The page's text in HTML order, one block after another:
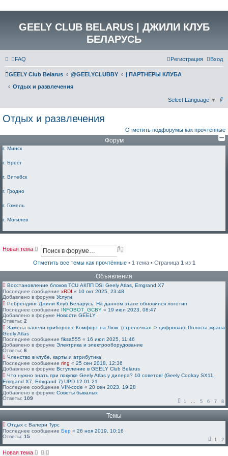
GEELY CLUB BELARUS | ДЖИЛИ КЛУБ
БЕЛАРУСЬ
FAQ Вход
Регистрация
GEELY Club Belarus @GEELYCLUBBY
| ПАРТНЕРЫ КЛУБА
Отдых и развлечения
П
с
к
Select Language ▼
Отдых и развлечения
Отметить подфорумы как прочтённые
Форум
г. Минск
г. Брест
г. Витебск
г. Гродно
г. Гомель
г. Могилев
Новая тема
П
и
с
к
с
ш
и
р
е
н
ы
п
и
с
Отметить все темы как прочтённые• 1 тема • Страница 1 из 1
Объявления
Восстановление блоков TCU АКПП DSI Geely Atlas, Emgrand X7
Последнее сообщение xRDI « 10 окт 2025, 23:48
Добавлено в форуме Услуги
Ребрендинг Джили Клуб Беларусь. На данном этапе обновился логотип
Последнее сообщение INFOBOT_GCBY « 19 июл 2023, 08:47
Добавлено в форуме Новости GEELY
Ответы: 2
Замена панели приборов с Комфорт на Люкс (стрелочная -> цифровая). Полосы экрана
Geely Atlas
Последнее сообщение fiksa555 « 16 июл 2025, 11:46
Добавлено в форуме Электрика и электрооборудование
Ответы: 6
Членство в клубе, карты и атрибутика
Последнее сообщение ring « 25 сен 2018, 12:36
Добавлено в форуме Вступление в GEELY Club Belarus
Что нужно знать при покупке Geely Atlas у дилера? 10 советов! (Geely Coolray SX11,
Emrgand X7, Emrgand 7) UPD 12.01.21
Последнее сообщение VIN-code « 20 сен 2023, 19:28
Добавлено в форуме Советы бывалых
Ответы: 109
1 5 6 7 8
Темы
Отдых с Валери Турс
Последнее сообщение Бер « 26 ноя 2019, 10:16
Ответы: 15
1 2
Новая тема